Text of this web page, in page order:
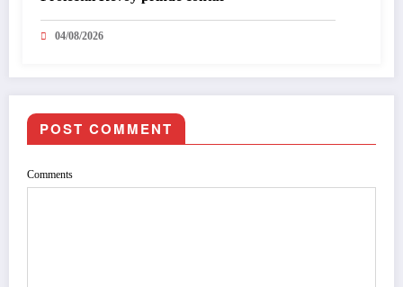
04/08/2026
POST COMMENT
Comments